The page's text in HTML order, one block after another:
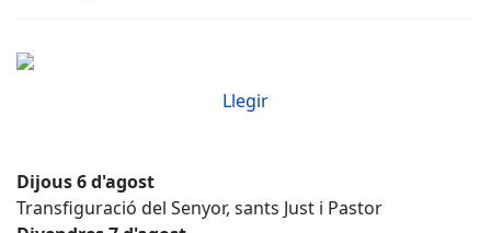
Llegir
Dijous 6 d'agost
Transfiguració del Senyor, sants Just i Pastor